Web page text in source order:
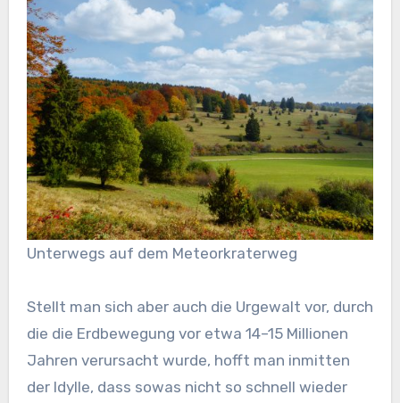
Unterwegs auf dem Meteorkraterweg
Stellt man sich aber auch die Urgewalt vor, durch
die die Erdbewegung vor etwa 14–15 Millionen
Jahren verursacht wurde, hofft man inmitten
der Idylle, dass sowas nicht so schnell wieder